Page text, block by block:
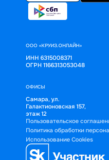
ООО «КРУИЗ.ОНЛАЙН»
ИНН 6315008371
ОГРН 1166313053048
ОФИСЫ
Самара, ул.
Галактионовская 157,
этаж 12
Пользовательское
Политика обработки
Использование Cookies